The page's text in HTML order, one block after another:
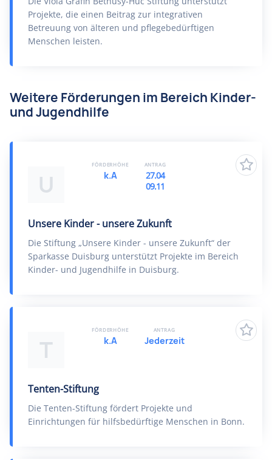
Projekte, die einen Beitrag zur integrativen
Betreuung von älteren und pflegebedürftigen
Menschen leisten.
Weitere Förderungen im Bereich Kinder-
und Jugendhilfe
U
Unsere Kinder - unsere Zukunft
Die Stiftung „Unsere Kinder - unsere Zukunft“ der
Sparkasse Duisburg unterstützt Projekte im Bereich
Kinder- und Jugendhilfe in Duisburg.
FÖRDERHÖHE
k.A
ANTRAG
27.04
09.11
T
Tenten-Stiftung
Die Tenten-Stiftung fördert Projekte und
Einrichtungen für hilfsbedürftige Menschen in Bonn.
FÖRDERHÖHE
k.A
ANTRAG
Jederzeit